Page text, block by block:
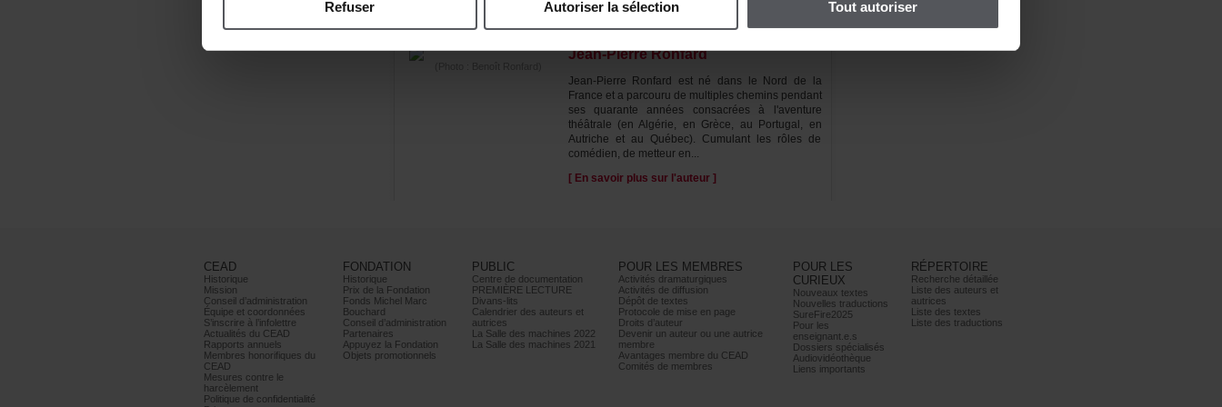
Refuser Autoriserlasélection Toutautoriser
ÀPROPOSDE(S)L'AUTEUR(S)
Jean-PierreRonfard
Jean-PierreRonfardestnédansleNorddela
Franceetaparcourudemultiplescheminspendant
sesquaranteannéesconsacréesàl'aventure
théâtrale(enAlgérie,enGrèce,auPortugal,en
AutricheetauQuébec).Cumulantlesrôlesde
comédien,demetteuren...
[Ensavoirplussurl'auteur]
CEAD
Historique
Mission
Conseild’administration
Équipeetcoordonnées
S’inscrireàl’infolettre
ActualitésduCEAD
Rapportsannuels
Membreshonorifiquesdu
CEAD
Mesurescontrele
harcèlement
Politiquedeconfidentialité
FONDATION
Historique
PrixdelaFondation
FondsMichelMarc
Bouchard
Conseild’administration
Partenaires
AppuyezlaFondation
Objetspromotionnels
PUBLIC
Centrededocumentation
PREMIÈRELECTURE
Divans-lits
Calendrierdesauteurset
autrices
LaSalledesmachines2022
LaSalledesmachines2021
POURLESMEMBRES
Activitésdramaturgiques
Activitésdediffusion
Dépôtdetextes
Protocoledemiseenpage
Droitsd’auteur
Devenirunauteurouuneautrice
membre
AvantagesmembreduCEAD
Comitésdemembres
POURLES
CURIEUX
Nouveauxtextes
Nouvellestraductions
SureFire2025
Pourles
enseignant.e.s
Dossiersspécialisés
Audiovidéothèque
Liensimportants
RÉPERTOIRE
Recherchedétaillée
Listedesauteurset
autrices
Listedestextes
Listedestraductions